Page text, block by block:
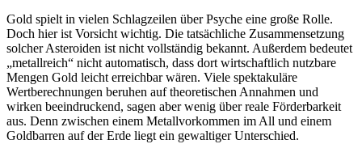
Gold spielt in vielen Schlagzeilen über Psyche eine große Rolle.
Doch hier ist Vorsicht wichtig. Die tatsächliche Zusammensetzung
solcher Asteroiden ist nicht vollständig bekannt. Außerdem bedeutet
„metallreich“ nicht automatisch, dass dort wirtschaftlich nutzbare
Mengen Gold leicht erreichbar wären. Viele spektakuläre
Wertberechnungen beruhen auf theoretischen Annahmen und
wirken beeindruckend, sagen aber wenig über reale Förderbarkeit
aus. Denn zwischen einem Metallvorkommen im All und einem
Goldbarren auf der Erde liegt ein gewaltiger Unterschied.